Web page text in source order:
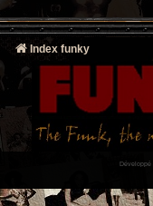
Index funky
Développé